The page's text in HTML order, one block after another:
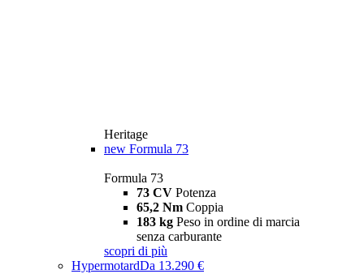
Heritage
new Formula 73
Formula 73
73 CV Potenza
65,2 Nm Coppia
183 kg Peso in ordine di marcia
senza carburante
scopri di più
HypermotardDa 13.290 €